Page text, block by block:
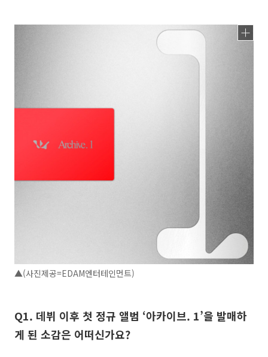
▲(사진제공=EDAM엔터테인먼트)
Q1. 데뷔 이후 첫 정규 앨범 ‘아카이브. 1’을 발매하
게 된 소감은 어떠신가요?